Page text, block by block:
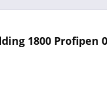
1800 Profipen